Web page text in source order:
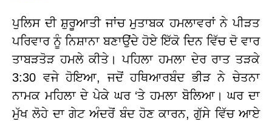
ਪੁਲਿਸ ਦੀ ਸ਼ੁਰੂਆਤੀ ਜਾਂਚ ਮੁਤਾਬਕ ਹਮਲਾਵਰਾਂ ਨੇ ਪੀੜਤ
ਪਰਿਵਾਰ ਨੂੰ ਨਿਸ਼ਾਨਾ ਬਣਾਉਂਦੇ ਹੋਏ ਇੱਕੋ ਦਿਨ ਵਿੱਚ ਦੋ ਵਾਰ
ਤਾਬੜਤੋੜ ਹਮਲੇ ਕੀਤੇ। ਪਹਿਲਾ ਹਮਲਾ ਦੇਰ ਰਾਤ ਤੜਕੇ
3:30 ਵਜੇ ਹੋਇਆ, ਜਦੋਂ ਹਥਿਆਰਬੰਦ ਭੀੜ ਨੇ ਚੇਤਨਾ
ਨਾਮਕ ਮਹਿਲਾ ਦੇ ਪੇਕੇ ਘਰ ‘ਤੇ ਹਮਲਾ ਬੋਲਿਆ। ਘਰ ਦਾ
ਮੁੱਖ ਲੋਹੇ ਦਾ ਗੇਟ ਅੰਦਰੋਂ ਬੰਦ ਹੋਣ ਕਾਰਨ, ਗੁੱਸੇ ਵਿੱਚ ਆਏ